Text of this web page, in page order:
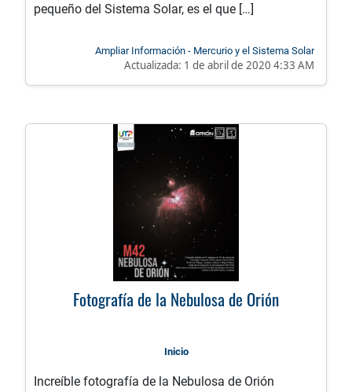
pequeño del Sistema Solar, es el que […]
Ampliar Información - Mercurio y el Sistema Solar
Actualizada: 1 de abril de 2020 4:33 AM
Fotografía de la Nebulosa de Orión
Inicio
Increíble fotografía de la Nebulosa de Orión